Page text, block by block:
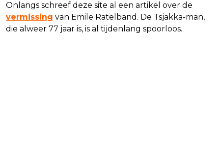
Onlangs schreef deze site al een artikel over de
vermissing van Emile Ratelband. De Tsjakka-man,
die alweer 77 jaar is, is al tijdenlang spoorloos.